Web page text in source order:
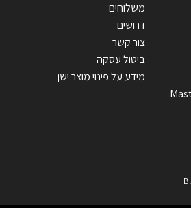
משלוחים
דרושים
צור קשר
ביטול עסקה
מידע על פינוי מוצר ישן